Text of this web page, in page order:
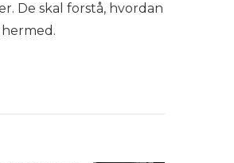
De skal forstå, hvordan